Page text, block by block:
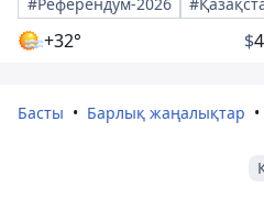
+32° $
Басты Барлық жаңалықтар